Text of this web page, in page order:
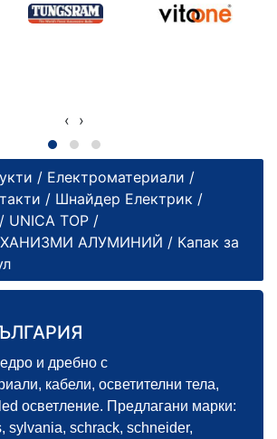
‹ ›
/ Електроматериали /
/ Шнайдер Електрик /
/ UNICA TOP /
АЛУМИНИЙ / Капак за
и дребно с
кабели, осветителни тела,
осветление. Предлагани марки:
sylvania, schrack, schneider,